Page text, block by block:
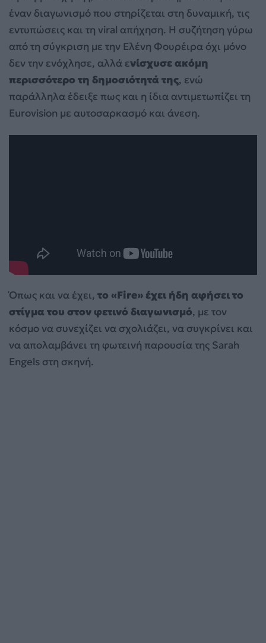
έναν διαγωνισμό που στηρίζεται στη δυναμική, τις
εντυπώσεις και τη viral απήχηση. Η συζήτηση γύρω
από τη σύγκριση με την Ελένη Φουρέιρα όχι μόνο
δεν την ενόχλησε, αλλά ενίσχυσε ακόμη
περισσότερο τη δημοσιότητά της, ενώ
παράλληλα έδειξε πως και η ίδια αντιμετωπίζει τη
Eurovision με αυτοσαρκασμό και άνεση.
Όπως και να έχει, το «Fire» έχει ήδη αφήσει το
στίγμα του στον φετινό διαγωνισμό, με τον
κόσμο να συνεχίζει να σχολιάζει, να συγκρίνει και
να απολαμβάνει τη φωτεινή παρουσία της Sarah
Engels στη σκηνή.